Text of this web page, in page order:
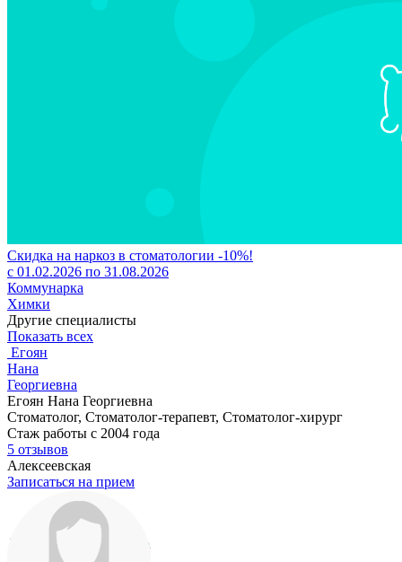
Скидка на наркоз в стоматологии -10%!
с 01.02.2026 по 31.08.2026
Коммунарка
Химки
Другие специалисты
Показать всех
Егоян
Нана
Георгиевна
Егоян Нана Георгиевна
Стоматолог, Стоматолог-терапевт, Стоматолог-хирург
Стаж работы с 2004 года
5 отзывов
Алексеевская
Записаться на прием